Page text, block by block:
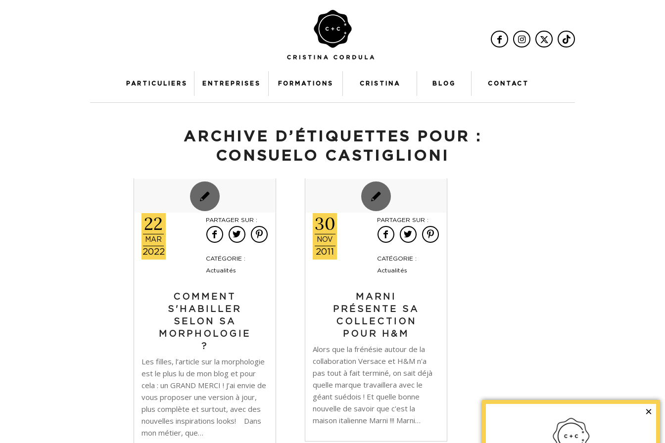
PARTICULIERS ENTREPRISES FORMATIONS CRISTINA BLOG CONTACT
ARCHIVE D’ÉTIQUETTES POUR :
CONSUELO CASTIGLIONI
22
MAR
2022
PARTAGER SUR :
CATÉGORIE :
Actualités
COMMENT
S'HABILLER
SELON SA
MORPHOLOGIE
?
Les filles, l’article sur la morphologie
est le plus lu de mon blog et pour
cela : un GRAND MERCI ! J’ai envie de
vous proposer une version à jour,
plus complète et surtout, avec des
nouvelles inspirations looks! Dans
mon métier, que…
30
NOV
2011
PARTAGER SUR :
CATÉGORIE :
Actualités
MARNI
PRÉSENTE SA
COLLECTION
POUR H&M
Alors que la frénésie autour de la
collaboration Versace et H&M n'a
pas tout à fait terminé, on sait déjà
quelle marque travaillera avec le
géant suédois ! Et quelle bonne
nouvelle de savoir que c'est la
maison italienne Marni !!! Marni…